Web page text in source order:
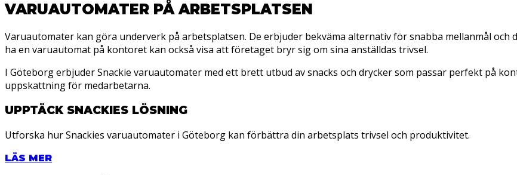
VARUAUTOMATER PÅ ARBETSPLATSEN
Varuautomater kan göra underverk på arbetsplatsen. De erbjuder bekväma alternativ för snabba mellanmål
ha en varuautomat på kontoret kan också visa att företaget bryr sig om sina anställdas trivsel.
I Göteborg erbjuder Snackie varuautomater med ett brett utbud av snacks och drycker som passar perfekt på
uppskattning för medarbetarna.
UPPTÄCK SNACKIES LÖSNING
Utforska hur Snackies varuautomater i Göteborg kan förbättra din arbetsplats trivsel och produktivitet.
LÄS MER